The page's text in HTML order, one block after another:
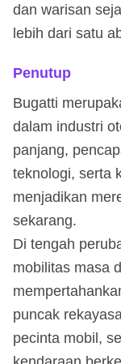
dan warisan
lebih dari satu
Penutup
Bugatti
dalam industri
panjang,
teknologi, serta
menjadikan
sekarang.
Di tengah
mobilitas masa
puncak
pecinta mobil,